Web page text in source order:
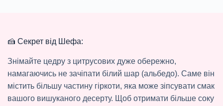
🍰 Секрет від Шефа:
Знімайте цедру з цитрусових дуже обережно,
намагаючись не зачіпати білий шар (альбедо). Саме він
містить більшу частину гіркоти, яка може зіпсувати смак
вашого вишуканого десерту. Щоб отримати більше соку